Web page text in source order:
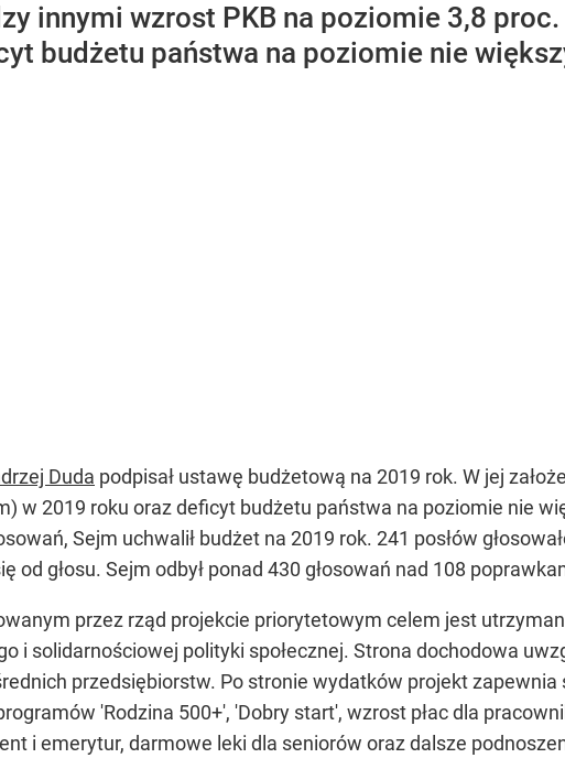
innymi wzrost PKB na poziomie 3,8
budżetu państwa na poziomie nie
Duda podpisał ustawę budżetową na 2019 rok. W jej
w 2019 roku oraz deficyt budżetu państwa na poziomie nie
Sejm uchwalił budżet na 2019 rok. 241 posłów
od głosu. Sejm odbył ponad 430 głosowań nad 108
przez rząd projekcie priorytetowym celem jest
i solidarnościowej polityki społecznej. Strona dochodowa
przedsiębiorstw. Po stronie wydatków projekt
'Rodzina 500+', 'Dobry start', wzrost płac dla
i emerytur, darmowe leki dla seniorów oraz dalsze